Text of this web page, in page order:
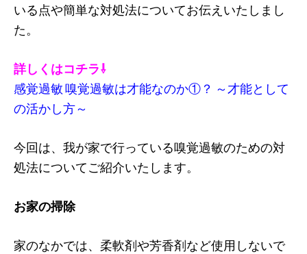
いる点や簡単な対処法についてお伝えいたしまし
た。
詳しくはコチラ⇩
感覚過敏 嗅覚過敏は才能なのか①？ ～才能として
の活かし方～
今回は、我が家で行っている嗅覚過敏のための対
処法についてご紹介いたします。
お家の掃除
家のなかでは、柔軟剤や芳香剤など使用しないで